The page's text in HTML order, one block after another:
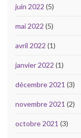
juin 2022 (5)
mai 2022 (5)
avril 2022 (1)
janvier 2022 (1)
décembre 2021 (3)
novembre 2021 (2)
octobre 2021 (3)